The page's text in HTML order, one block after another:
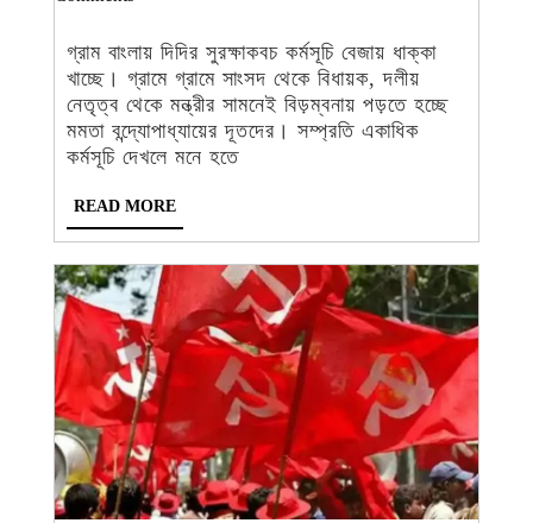
ধাক্কা
তৃণমূলের,
পঞ্চায়েত
নির্বাচনে
আদৌ
প্রভাব
পড়বে?
গ্রাম বাংলায় দিদির সুরক্ষাকবচ কর্মসূচি বেজায় ধাক্কা
খাচ্ছে। গ্রামে গ্রামে সাংসদ থেকে বিধায়ক, দলীয়
নেতৃত্ব থেকে মন্ত্রীর সামনেই বিড়ম্বনায় পড়তে হচ্ছে
মমতা বন্দ্যোপাধ্যায়ের দূতদের। সম্প্রতি একাধিক
কর্মসূচি দেখলে মনে হতে
READ MOREREAD
MORE